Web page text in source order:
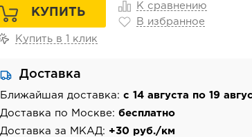
КУПИТЬ
К сравнению
В избранное
Купить в 1 клик
Доставка
Ближайшая доставка: с 14 августа по 19
Доставка по Москве: бесплатно
Доставка за МКАД: +30 руб./км